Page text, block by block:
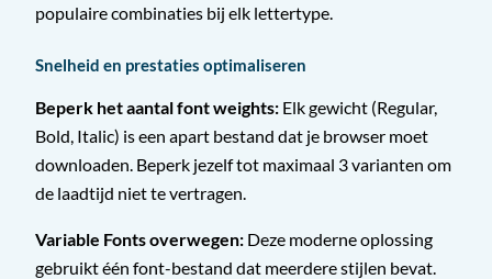
populaire combinaties bij elk lettertype.
Snelheid en prestaties optimaliseren
Beperk het aantal font weights: Elk gewicht (Regular,
Bold, Italic) is een apart bestand dat je browser moet
downloaden. Beperk jezelf tot maximaal 3 varianten om
de laadtijd niet te vertragen.
Variable Fonts overwegen: Deze moderne oplossing
gebruikt één font-bestand dat meerdere stijlen bevat.